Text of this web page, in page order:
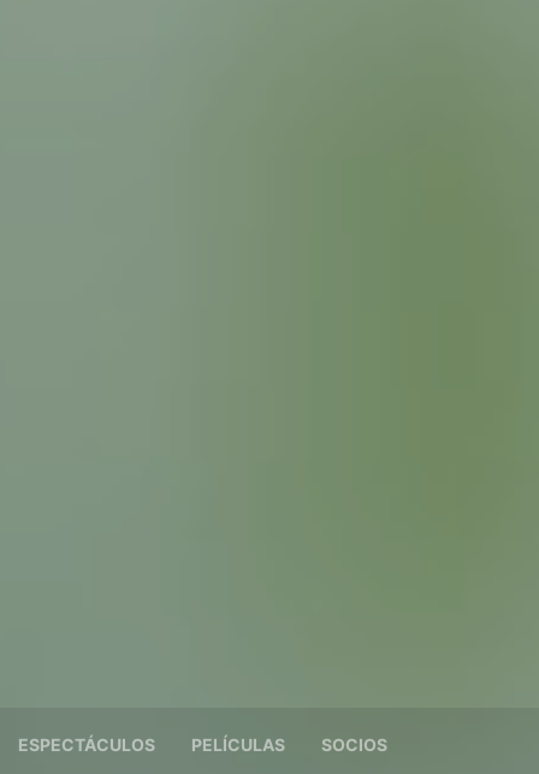
ESPECTÁCULOS PELÍCULAS SOCIOS